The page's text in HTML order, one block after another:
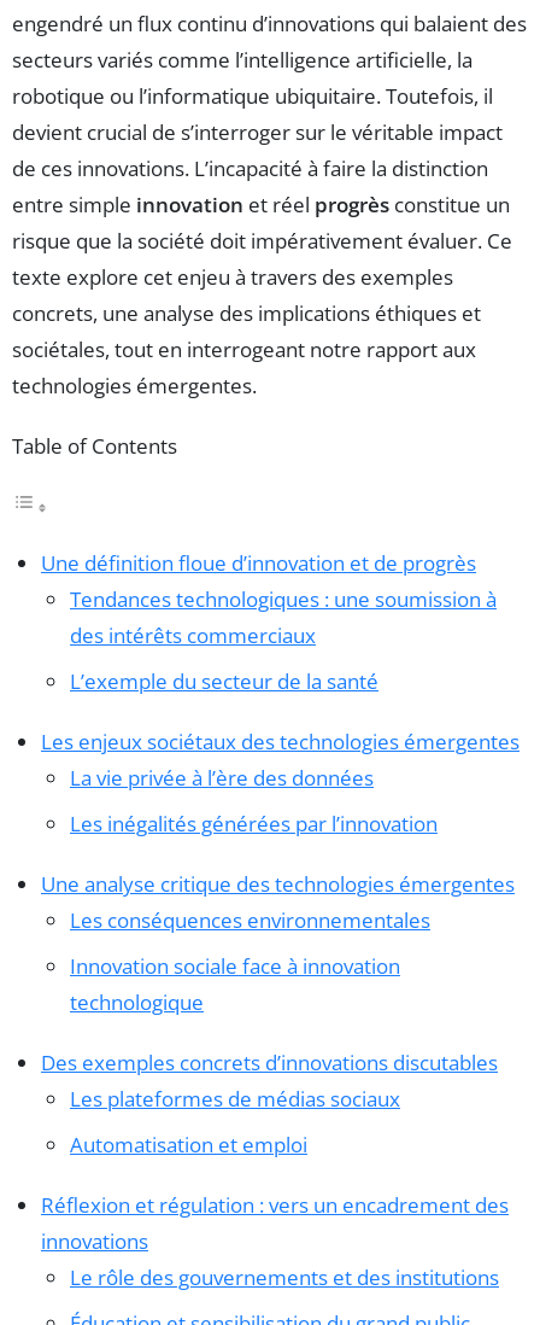
engendré un flux continu d’innovations qui balaient des
secteurs variés comme l’intelligence artificielle, la
robotique ou l’informatique ubiquitaire. Toutefois, il
devient crucial de s’interroger sur le véritable impact
de ces innovations. L’incapacité à faire la distinction
entre simple innovation et réel progrès constitue un
risque que la société doit impérativement évaluer. Ce
texte explore cet enjeu à travers des exemples
concrets, une analyse des implications éthiques et
sociétales, tout en interrogeant notre rapport aux
technologies émergentes.
Table of Contents
Une définition floue d’innovation et de progrès
Tendances technologiques : une soumission à
des intérêts commerciaux
L’exemple du secteur de la santé
Les enjeux sociétaux des technologies émergentes
La vie privée à l’ère des données
Les inégalités générées par l’innovation
Une analyse critique des technologies émergentes
Les conséquences environnementales
Innovation sociale face à innovation
technologique
Des exemples concrets d’innovations discutables
Les plateformes de médias sociaux
Automatisation et emploi
Réflexion et régulation : vers un encadrement des
innovations
Le rôle des gouvernements et des institutions